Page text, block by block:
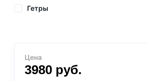
Гетры
Цена
3980 руб.